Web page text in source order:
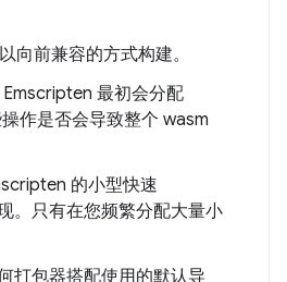
向前兼容的方式构建。
最初会分配
作是否会导致整个 wasm
的小型快速
。只有在您频繁分配大量小
打包器搭配使用的默认导